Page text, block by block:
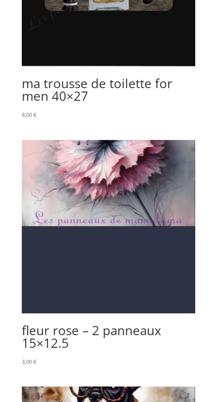
ma trousse de toilette for
men 40×27
8,00 €
fleur rose – 2 panneaux
15×12.5
3,00 €